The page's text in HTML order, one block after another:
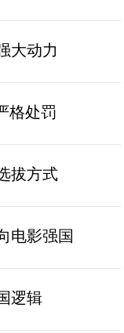
大动力
格处罚
拔方式
电影强国
逻辑